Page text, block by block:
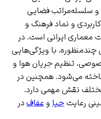
و سلسله‌مراتب فضایی
و نماد فرهنگ و
معماری ایرانی است. در
با ویژگی‌هایی
تنظیم جریان هوا و
می‌شود. همچنین در
نقش مهمی دارد.
رعایت حیا و عفاف در